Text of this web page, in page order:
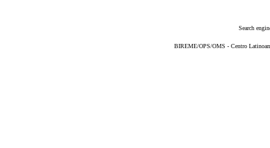
Search
BIREME/OPS/OMS - Centro